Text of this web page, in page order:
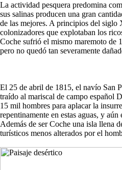
La actividad pesquera predomina
sus salinas producen una gran
de las mejores. A principios del siglo
colonizadores que explotaban los
Coche sufrió el mismo maremoto de
pero no quedó tan severamente
El 25 de abril de 1815, el navío San
traído al mariscal de campo español
15 mil hombres para aplacar la
repentinamente en estas aguas, y
Además de ser Coche una isla llena
turísticos menos alterados por el